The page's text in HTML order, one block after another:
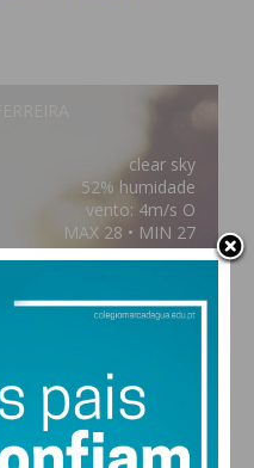
clear sky
52% humidade
vento: 4m/s O
MAX 28 • MIN 27
30°